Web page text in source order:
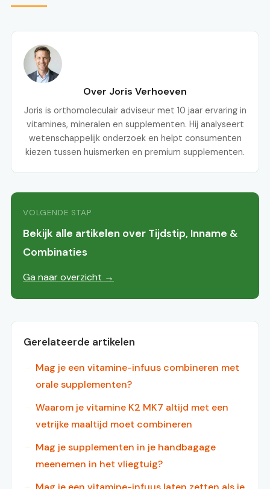
Over Joris Verhoeven
Joris is orthomoleculair adviseur met 10 jaar ervaring in
vitamines, mineralen en supplementen. Hij analyseert
wetenschappelijk onderzoek en helpt consumenten
kiezen tussen huismerken en premium supplementen.
VOLGENDE STAP
Bekijk alle artikelen over Tijdstip, Inname &
Combinaties
Ga naar overzicht →
Gerelateerde artikelen
Mag je een vitamine-infuus combineren met
orale supplementen?
Waarom je vitamine K2 MK7 altijd met een
vetrijke maaltijd moet combineren
Mag je supplementen in je handbagage
meenemen in het vliegtuig?